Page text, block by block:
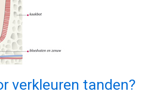
verkleuren tanden?